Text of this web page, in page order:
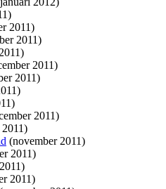
2011)
2011)
2011)
2011)
2011)
2011)
(november 2011)
2011)
2011)